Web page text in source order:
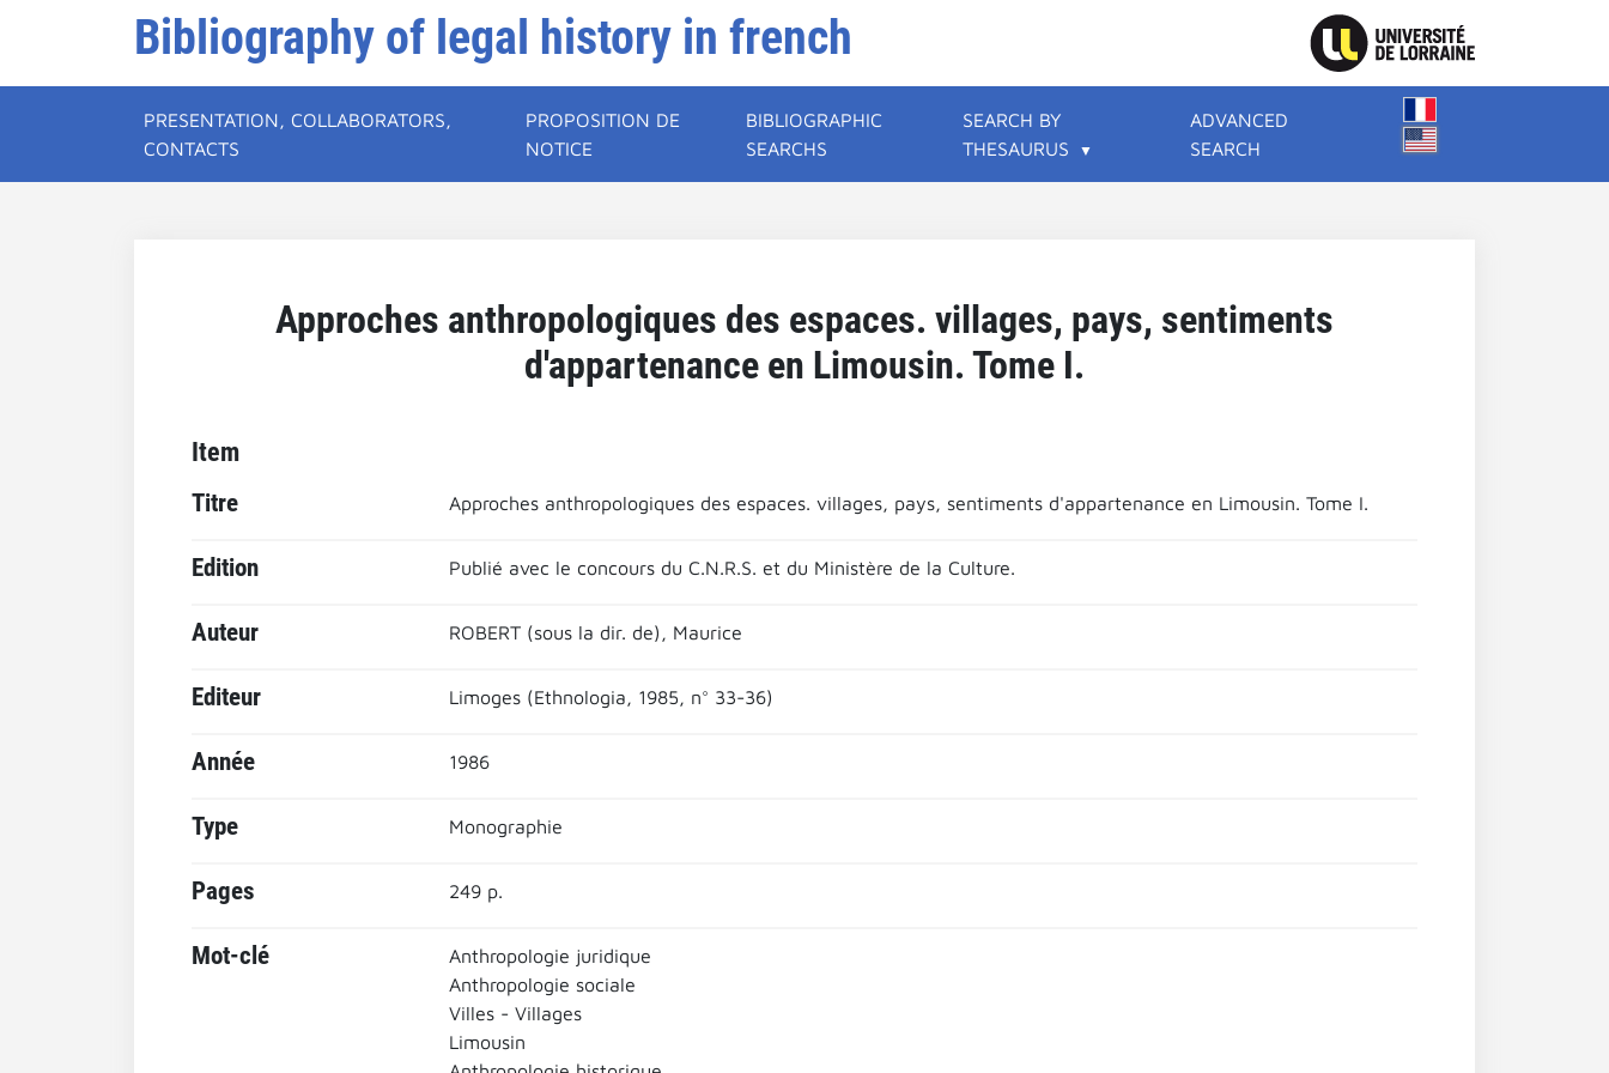
Bibliography of legal history in french
PRESENTATION, COLLABORATORS,
CONTACTS
PROPOSITION DE
NOTICE
BIBLIOGRAPHIC
SEARCHS
SEARCH BY
THESAURUS
ADVANCED
SEARCH
Approches anthropologiques des espaces. villages, pays, sentiments
d'appartenance en Limousin. Tome I.
Item
Titre Approches anthropologiques des espaces. villages, pays, sentiments d'appartenance en Limousin. Tome I.
Edition Publié avec le concours du C.N.R.S. et du Ministère de la Culture.
Auteur ROBERT (sous la dir. de), Maurice
Editeur Limoges (Ethnologia, 1985, n° 33-36)
Année 1986
Type Monographie
Pages 249 p.
Mot-clé
Anthropologie juridique
Anthropologie sociale
Villes - Villages
Limousin